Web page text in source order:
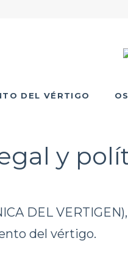
DEL VÉRTIGO
y
DEL
del vértigo.